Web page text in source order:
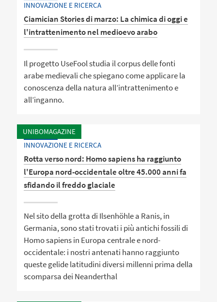
INNOVAZIONE E RICERCA
Ciamician Stories di marzo: La chimica di oggi e
l'intrattenimento nel medioevo arabo
Il progetto UseFool studia il corpus delle fonti
arabe medievali che spiegano come applicare la
conoscenza della natura all’intrattenimento e
all’inganno.
UNIBOMAGAZINE
INNOVAZIONE E RICERCA
Rotta verso nord: Homo sapiens ha raggiunto
l'Europa nord-occidentale oltre 45.000 anni fa
sfidando il freddo glaciale
Nel sito della grotta di Ilsenhöhle a Ranis, in
Germania, sono stati trovati i più antichi fossili di
Homo sapiens in Europa centrale e nord-
occidentale: i nostri antenati hanno raggiunto
queste gelide latitudini diversi millenni prima della
scomparsa dei Neanderthal